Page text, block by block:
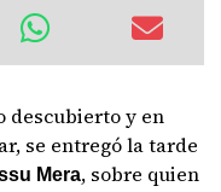
descubierto y en
se entregó la tarde
Mera, sobre quien